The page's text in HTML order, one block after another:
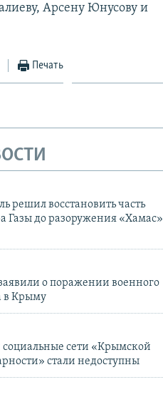
Арсену Юнусову и
Печать
решил восстановить часть
Газы до разоружения «Хамас»
о поражении военного
в Крыму
социальные сети «Крымской
стали недоступны